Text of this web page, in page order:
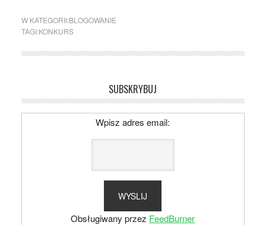
W KATEGORII:BLOGOWANIE
TAGI:KONKURS
SUBSKRYBUJ
Wpisz adres email:
Obsługiwany przez FeedBurner